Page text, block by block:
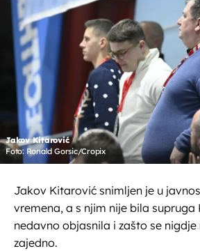
Jakov Kitarović
Foto: Ronald Gorsic/Cropix
Jakov Kitarović snimljen je u
vremena, a s njim nije bila supruga
nedavno objasnila i zašto se
zajedno.
OMOGUĆI